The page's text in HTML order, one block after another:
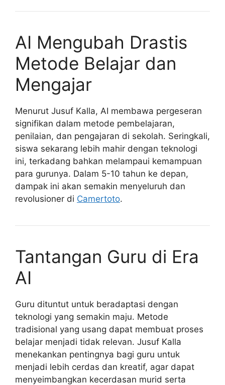
AI Mengubah Drastis
Metode Belajar dan
Mengajar
Menurut Jusuf Kalla, AI membawa pergeseran
signifikan dalam metode pembelajaran,
penilaian, dan pengajaran di sekolah. Seringkali,
siswa sekarang lebih mahir dengan teknologi
ini, terkadang bahkan melampaui kemampuan
para gurunya. Dalam 5-10 tahun ke depan,
dampak ini akan semakin menyeluruh dan
revolusioner di Camertoto.
Tantangan Guru di Era
AI
Guru dituntut untuk beradaptasi dengan
teknologi yang semakin maju. Metode
tradisional yang usang dapat membuat proses
belajar menjadi tidak relevan. Jusuf Kalla
menekankan pentingnya bagi guru untuk
menjadi lebih cerdas dan kreatif, agar dapat
menyeimbangkan kecerdasan murid serta